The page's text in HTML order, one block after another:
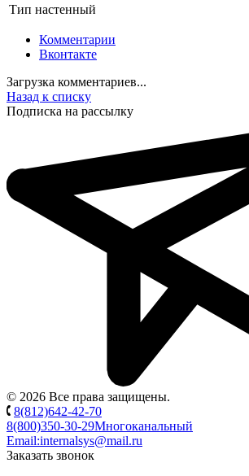
Тип настенный
Комментарии
Вконтакте
Загрузка комментариев...
Назад к списку
Подписка на рассылку
© 2026 Все права защищены.
8(812)642-42-70
8(800)350-30-29Многоканальный
Email:internalsys@mail.ru
Заказать звонок